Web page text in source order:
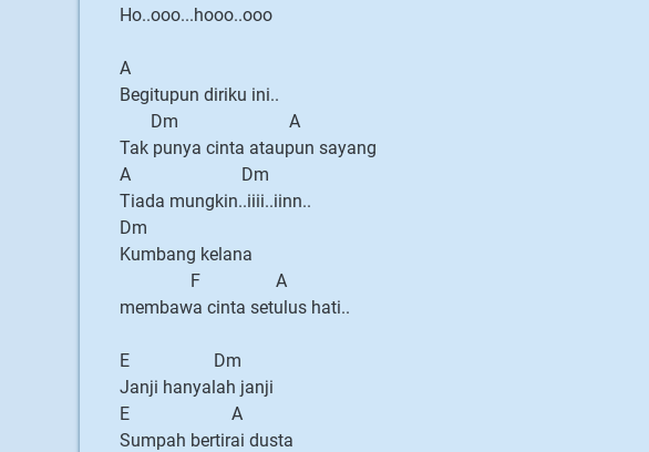
Ho..ooo...hooo..ooo
A
Begitupun diriku ini..
Dm A
Tak punya cinta ataupun sayang
A Dm
Tiada mungkin..iiii..iinn..
Dm
Kumbang kelana
F A
membawa cinta setulus hati..
E Dm
Janji hanyalah janji
E A
Sumpah bertirai dusta